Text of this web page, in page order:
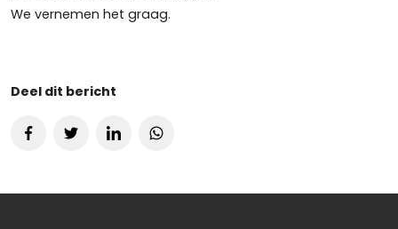
We vernemen het graag.
Deel dit bericht